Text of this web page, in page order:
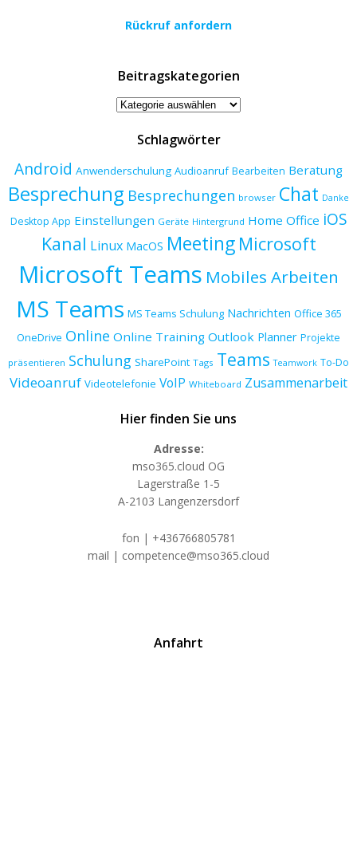
Rückruf anfordern
Beitragskategorien
Beitragskategorien
Schlagwörter
Android Anwenderschulung Audioanruf Bearbeiten Beratung
Besprechung Besprechungen browser Chat Danke
Desktop App Einstellungen Geräte Hintergrund Home Office iOS
Kanal Linux MacOS Meeting Microsoft
Microsoft Teams Mobiles Arbeiten
MS Teams MS Teams Schulung Nachrichten Office 365
OneDrive Online Online Training Outlook Planner Projekte
präsentieren Schulung SharePoint Tags Teams Teamwork To-Do
Videoanruf Videotelefonie VoIP Whiteboard Zusammenarbeit
Hier finden Sie uns
Adresse:
mso365.cloud OG
Lagerstraße 1-5
A-2103 Langenzersdorf
fon | +436766805781
mail | competence@mso365.cloud
Anfahrt